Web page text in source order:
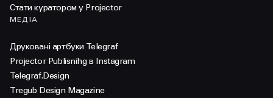
Стати куратором у Projector
МЕДІА
Друковані артбуки Telegraf
Projector Publisnihg в Instagram
Telegraf.Design
Tregub Design Magazine